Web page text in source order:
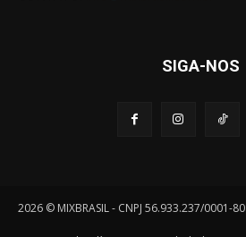
SIGA-NOS
2026 © MIXBRASIL - CNPJ 56.933.237/0001-80